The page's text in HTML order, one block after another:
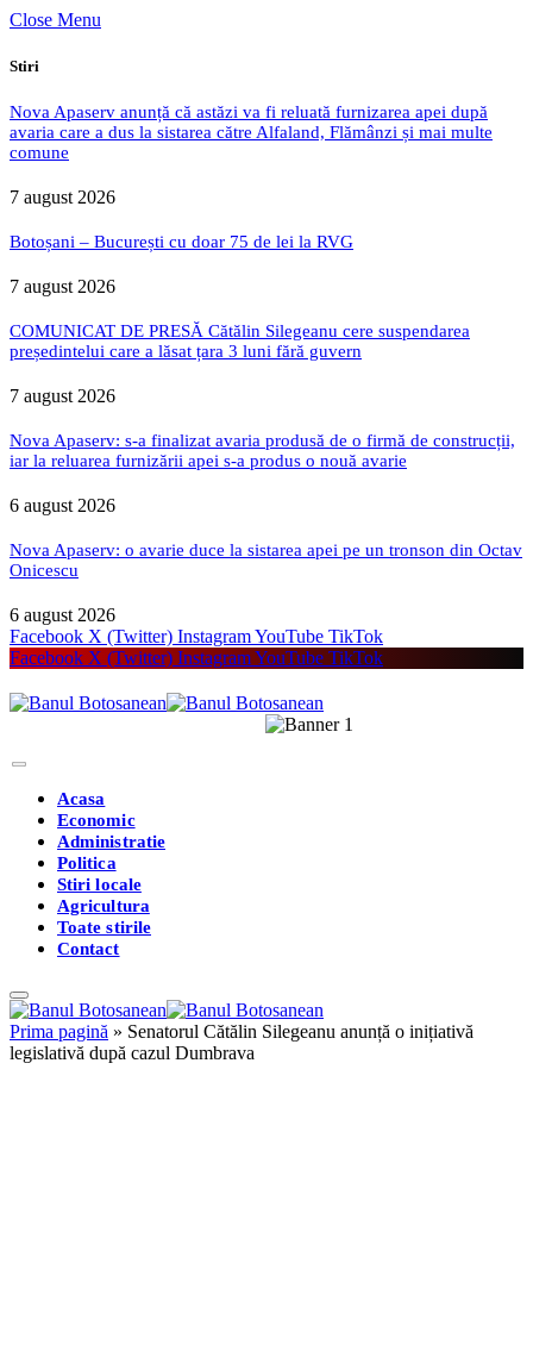
Close Menu
Stiri
Nova Apaserv anunță că astăzi va fi reluată furnizarea apei după
avaria care a dus la sistarea către Alfaland, Flămânzi și mai multe
comune
7 august 2026
Botoșani – București cu doar 75 de lei la RVG
7 august 2026
COMUNICAT DE PRESĂ Cătălin Silegeanu cere suspendarea
președintelui care a lăsat țara 3 luni fără guvern
7 august 2026
Nova Apaserv: s-a finalizat avaria produsă de o firmă de construcții,
iar la reluarea furnizării apei s-a produs o nouă avarie
6 august 2026
Nova Apaserv: o avarie duce la sistarea apei pe un tronson din Octav
Onicescu
6 august 2026
Facebook X (Twitter) InstagramYouTube TikTok
Facebook X (Twitter) InstagramYouTube TikTok
Acasa
Economic
Administratie
Politica
Stiri locale
Agricultura
Toate stirile
Contact
Prima pagină » Senatorul Cătălin Silegeanu anunță o inițiativă
legislativă după cazul Dumbrava